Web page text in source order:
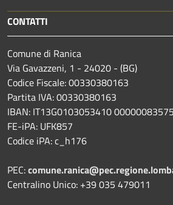
CONTATTI
Comune di Ranica
Via Gavazzeni, 1 - 24020 - (BG)
Codice Fiscale: 00330380163
Partita IVA: 00330380163
IBAN: IT13G0103053410
FE-iPA: UFK857
Codice iPA: c_h176
PEC:
Centralino Unico: +39 035 479011